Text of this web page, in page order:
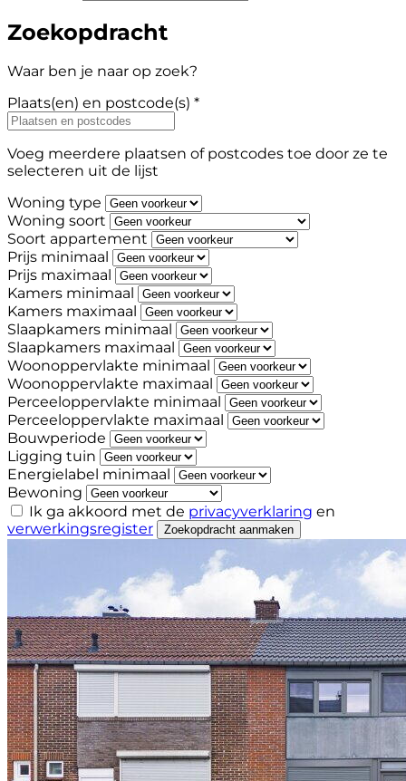
Zoekopdracht
Waar ben je naar op zoek?
Plaats(en) en postcode(s) *
Voeg meerdere plaatsen of postcodes toe door ze te
selecteren uit de lijst
Woning type
Woning soort
Soort appartement
Prijs minimaal
Prijs maximaal
Kamers minimaal
Kamers maximaal
Slaapkamers minimaal
Slaapkamers maximaal
Woonoppervlakte minimaal
Woonoppervlakte maximaal
Perceeloppervlakte minimaal
Perceeloppervlakte maximaal
Bouwperiode
Ligging tuin
Energielabel minimaal
Bewoning
Ik ga akkoord met de privacyverklaring en
verwerkingsregister
Zoekopdracht aanmaken